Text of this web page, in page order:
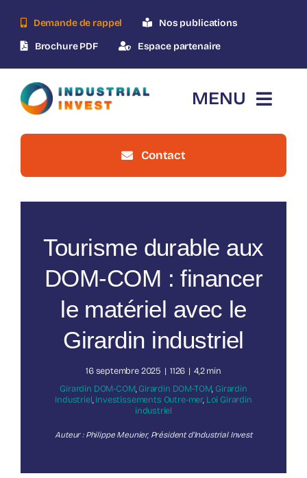
content
Demande de rappel
Nos publications
Brochure PDF
Espace partenaire
MENU
Qui-sommes-nous ?
Le dispositif
Nos publications
Contact
Tourisme durable aux
DOM-COM : financer
le matériel avec le
Girardin industriel
16 septembre 2025 | 1126 | 4,2 min
Girardin DOM-COM,Girardin DOM-TOM, Girardin
Industriel,Investissements Outre-mer, Loi Girardin
industriel
Auteur : Philippe Meunier, Président d’Industrial Invest